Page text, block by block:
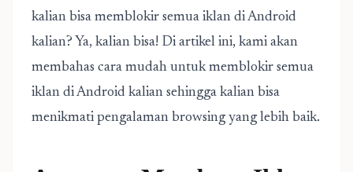
kalian bisa memblokir semua iklan di Android
kalian? Ya, kalian bisa! Di artikel ini, kami akan
membahas cara mudah untuk memblokir semua
iklan di Android kalian sehingga kalian bisa
menikmati pengalaman browsing yang lebih baik.